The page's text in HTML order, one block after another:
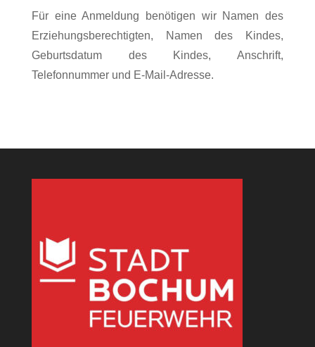
Für eine Anmeldung benötigen wir Namen des
Erziehungsberechtigten, Namen des Kindes,
Geburtsdatum des Kindes, Anschrift,
Telefonnummer und E-Mail-Adresse.